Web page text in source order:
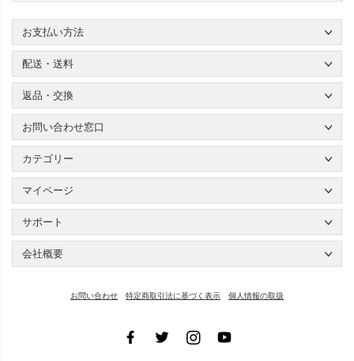
お支払い方法
配送・送料
返品・交換
お問い合わせ窓口
カテゴリー
マイページ
サポート
会社概要
お問い合わせ 特定商取引法に基づく表示 個人情報の取扱